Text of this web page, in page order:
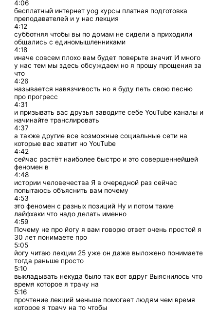
4:06
бесплатный интернет yog курсы платная подготовка
преподавателей и у нас лекция
4:12
субботняя чтобы вы по домам не сидели а приходили
общались с единомышленниками
4:18
иначе совсем плохо вам будет поверьте значит И много
у нас тем мы здесь обсуждаем но я прошу прощения за
что
4:26
называется навязчивость но я буду петь свою песню
про прогресс
4:31
и призывать вас друзья заводите себе YouTube каналы и
начинайте транслировать
4:37
а также другие все возможные социальные сети на
которые вас хватит но YouTube
4:42
сейчас растёт наиболее быстро и это совершеннейшей
феномен в
4:48
истории человечества Я в очередной раз сейчас
попытаюсь объяснить вам почему
4:53
это феномен с разных позиций Ну и потом такие
лайфхаки что надо делать именно
4:59
Почему не про йогу я вам говорю ответ очень простой я
30 лет понимаете про
5:05
йогу читаю лекции 25 уже он даже выложено понимаете
тогда раньше просто
5:10
выкладывать некуда было так вот вдруг Выяснилось что
время которое я трачу на
5:16
прочтение лекций меньше помогает людям чем время
которое я трачу на то чтобы